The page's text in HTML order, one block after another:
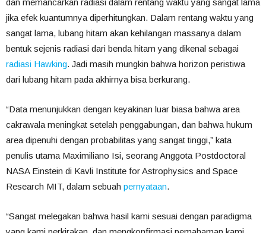
dan memancarkan radiasi dalam rentang waktu yang sangat lama
jika efek kuantumnya diperhitungkan. Dalam rentang waktu yang
sangat lama, lubang hitam akan kehilangan massanya dalam
bentuk sejenis radiasi dari benda hitam yang dikenal sebagai
radiasi Hawking. Jadi masih mungkin bahwa horizon peristiwa
dari lubang hitam pada akhirnya bisa berkurang.
“Data menunjukkan dengan keyakinan luar biasa bahwa area
cakrawala meningkat setelah penggabungan, dan bahwa hukum
area dipenuhi dengan probabilitas yang sangat tinggi,” kata
penulis utama Maximiliano Isi, seorang Anggota Postdoctoral
NASA Einstein di Kavli Institute for Astrophysics and Space
Research MIT, dalam sebuah pernyataan.
“Sangat melegakan bahwa hasil kami sesuai dengan paradigma